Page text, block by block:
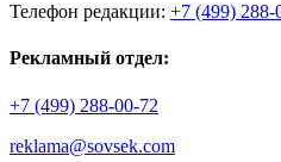
Телефон редакции: +7 (499) 288-
Рекламный отдел:
+7 (499) 288-00-72
reklama@sovsek.com